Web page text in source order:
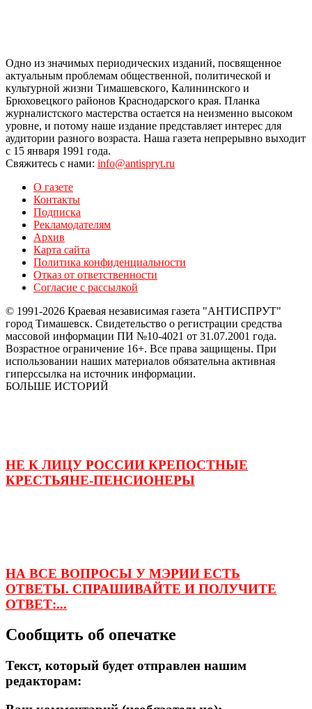
Одно из значимых периодических изданий, посвященное
актуальным проблемам общественной, политической и
культурной жизни Тимашевского, Калининского и
Брюховецкого районов Краснодарского края. Планка
журналистского мастерства остается на неизменно высоком
уровне, и потому наше издание представляет интерес для
аудитории разного возраста. Наша газета непрерывно выходит
с 15 января 1991 года.
Свяжитесь с нами: info@antispryt.ru
О газете
Контакты
Подписка
Рекламодателям
Архив
Карта сайта
Политика конфиденциальности
Отказ от ответственности
Согласие с рассылкой
© 1991-2026 Краевая независимая газета "АНТИСПРУТ"
город Тимашевск. Свидетельство о регистрации средства
массовой информации ПИ №10-4021 от 31.07.2001 года.
Возрастное ограничение 16+. Все права защищены. При
использовании наших материалов обязательна активная
гиперссылка на источник информации.
БОЛЬШЕ ИСТОРИЙ
НЕ К ЛИЦУ РОССИИ КРЕПОСТНЫЕ
КРЕСТЬЯНЕ-ПЕНСИОНЕРЫ
НА ВСЕ ВОПРОСЫ У МЭРИИ ЕСТЬ
ОТВЕТЫ. СПРАШИВАЙТЕ И ПОЛУЧИТЕ
ОТВЕТ:...
Сообщить об опечатке
Текст, который будет отправлен нашим
редакторам: